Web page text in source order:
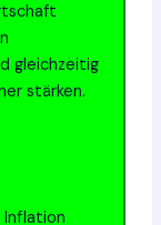
gleichzeitig
stärken.
Inflation